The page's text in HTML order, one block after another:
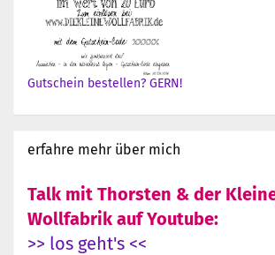
Gutschein bestellen? GERN!
erfahre mehr über mich
Talk mit Thorsten & der
Wollfabrik auf Youtube:
>> los geht's <<